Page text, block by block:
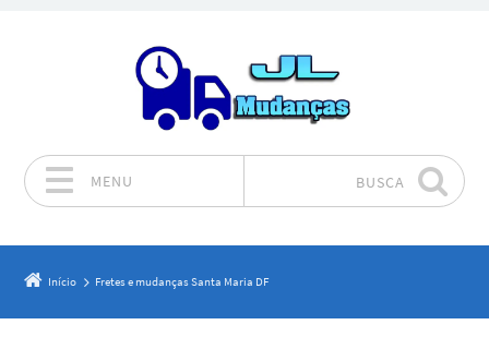
MENU BUSCA
Início Fretes e mudanças Santa Maria DF